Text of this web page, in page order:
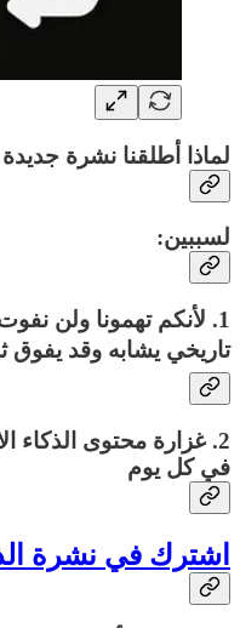
لماذا أطلقنا نشرة
لسببين:
1. لأنكم تهمونا ولن
تاريخي يشابه وقد يفوق
2. غزارة محتوى الذكاء
في كل يوم
اشترك في نشرة